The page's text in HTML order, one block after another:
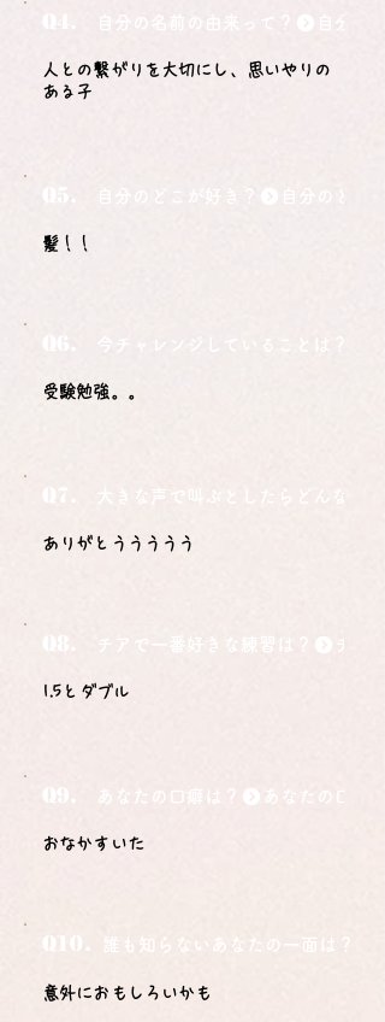
人との繋がりを大切にし、思いやりの
ある子
髪！！
受験勉強。。
大きな声で叫ぶとしたらどんな言葉
ありがとううううう
Q8. チアで一番好きな練習は？
1.5とダブル
Q9. あなたの口癖は？
おなかすいた
Q10. 誰も知らないあなたの一面は？
意外におもしろいかも